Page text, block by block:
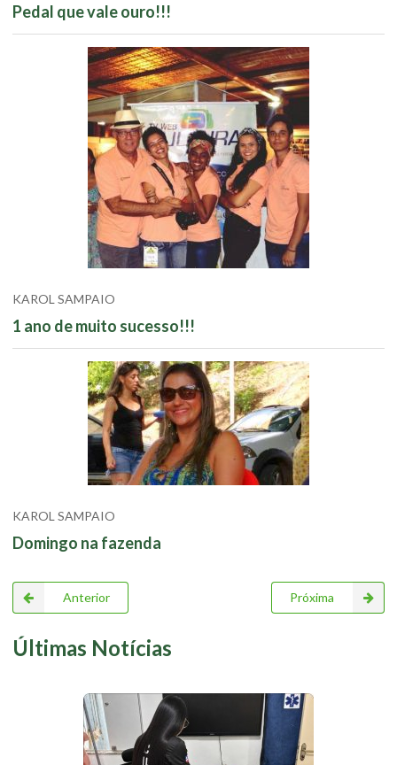
Pedal que vale ouro!!!
KAROL SAMPAIO
1 ano de muito sucesso!!!
KAROL SAMPAIO
Domingo na fazenda
Anterior Próxima
Últimas Notícias